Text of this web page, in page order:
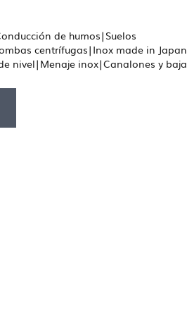
de humos|Suelos
centrífugas|Inox made in
nivel|Menaje inox|Canalones y